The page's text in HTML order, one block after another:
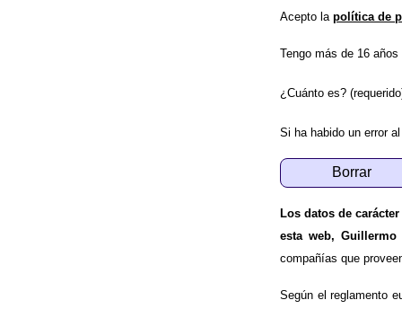
Acepto la política de
Tengo más de 16
¿Cuánto es?
Si ha habido un error
Los datos de carácter
esta web,
compañías que
Según el reglamento